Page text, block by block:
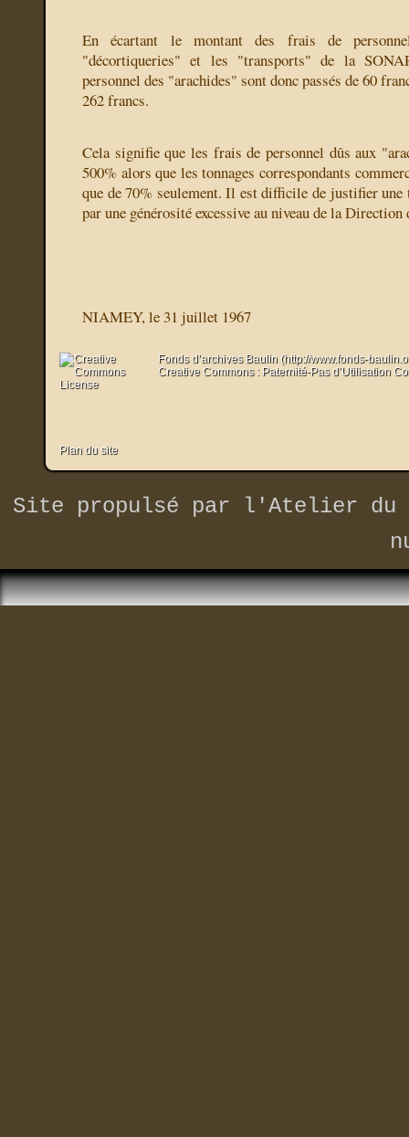
En écartant le montant des frais de
"décortiqueries" et les "transports" de la
personnel des "arachides" sont donc passés de 60
262 francs.
Cela signifie que les frais de personnel dûs aux
500% alors que les tonnages correspondants
que de 70% seulement. Il est difficile de justifier
par une générosité excessive au niveau de la
NIAMEY, le 31 juillet 1967
Fonds d’archives Baulin (http://www.fonds-
Creative Commons : Paternité-Pas d’Utilisation
Plan du site
Site propulsé par
l'Atelier du